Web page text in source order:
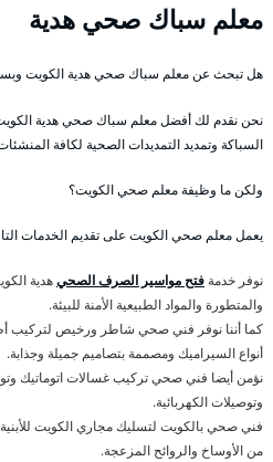
معلم سباك صحي هدية
هل تبحث عن معلم سباك صحي هدية الكويت
نحن نقدم لك أفضل معلم سباك صحي هدية
السباكة وتمديد التمديدات الصحية لكافة
ولكن ما وظيفة معلم صحي الكويت؟
يعمل معلم صحي الكويت على تقديم الخدمات
نوفر خدمة فتح مواسير الصرف الصحيهدية
والمتطورة والمواد الطبيعية الأمنة للبيئة.
كما أننا نوفر فني صحي شاطر ورخيص لتركيب
أنواع السيراميك ومصممة بتصاميم جميلة وجذابة.
نؤمن أيضا فني صحي تركيب غسالات اتوماتيك
وتوصيلات الكهربائية.
فني صحي بالكويت لتسليك مجاري الكويت للأبنية
من الأوساخ والروائح المزعجة.